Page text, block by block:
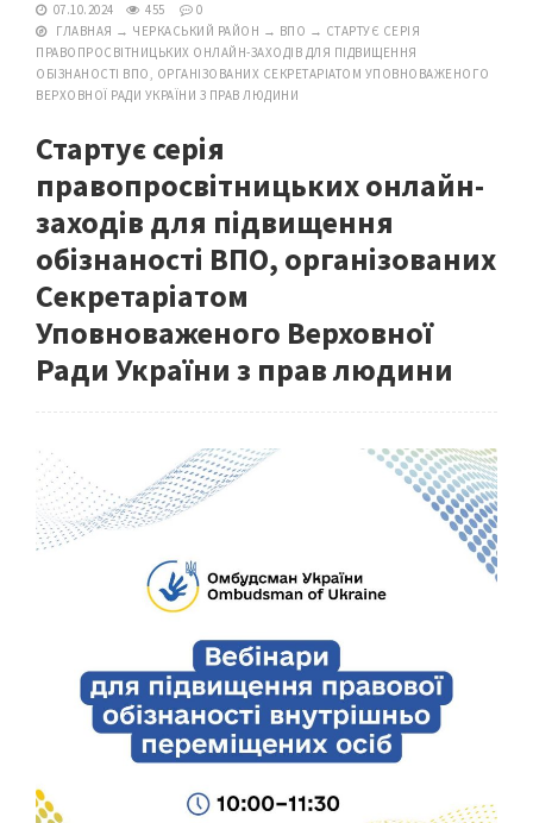
07.10.2024 455
0
ГЛАВНАЯ → ЧЕРКАСЬКИЙ РАЙОН → ВПО → СТАРТУЄ СЕРІЯ
ПРАВОПРОСВІТНИЦЬКИХ ОНЛАЙН-ЗАХОДІВ ДЛЯ ПІДВИЩЕННЯ
ОБІЗНАНОСТІ ВПО, ОРГАНІЗОВАНИХ СЕКРЕТАРІАТОМ УПОВНОВАЖЕНОГО
ВЕРХОВНОЇ РАДИ УКРАЇНИ З ПРАВ ЛЮДИНИ
Стартує серія
правопросвітницьких онлайн-
заходів для підвищення
обізнаності ВПО, організованих
Секретаріатом
Уповноваженого Верховної
Ради України з прав людини